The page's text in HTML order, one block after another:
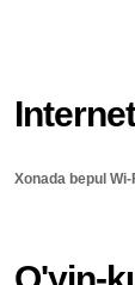
Internet
Xonada bepul Wi-